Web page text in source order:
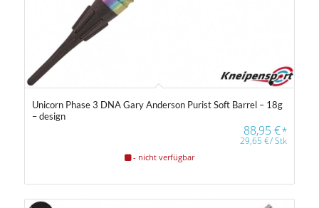
Unicorn Phase 3 DNA Gary Anderson Purist Soft Barrel – 18g
– design
88,95€*
29,65€/Stk
- nicht verfügbar